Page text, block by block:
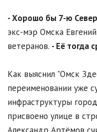
- Хорошо бы 7-ю
экс-мэр Омска
ветеранов. - Её тогда
Как выяснил "Омск
переименовании уже
инфраструктуры
присвоено улице в